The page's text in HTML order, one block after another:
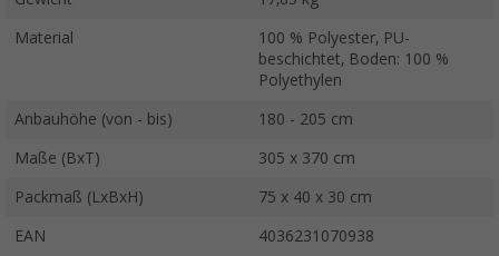
Material
100 % Polyester, PU-
beschichtet, Boden: 100 %
Polyethylen
Anbauhöhe (von - bis) 180 - 205 cm
Maße (BxT) 305 x 370 cm
Packmaß (LxBxH) 75 x 40 x 30 cm
EAN 4036231070938